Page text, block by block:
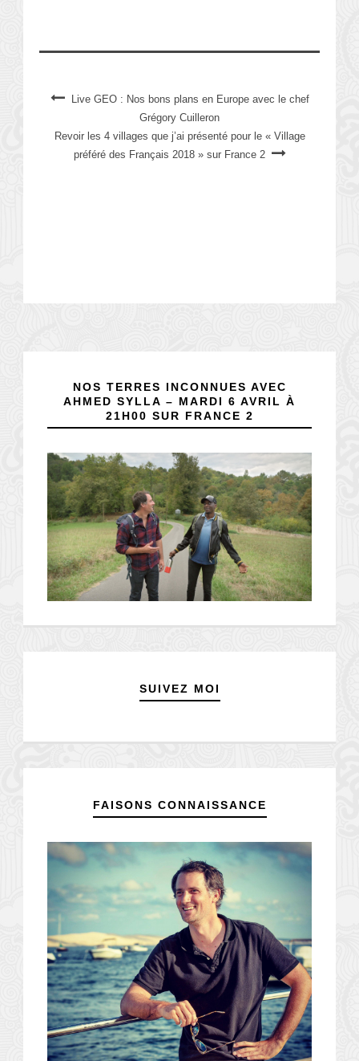
Live GEO : Nos bons plans en Europe avec le chef
Grégory Cuilleron
Revoir les 4 villages que j’ai présenté pour le « Village
préféré des Français 2018 » sur France 2
NOS TERRES INCONNUES AVEC
AHMED SYLLA – MARDI 6 AVRIL À
21H00 SUR FRANCE 2
SUIVEZ MOI
FAISONS CONNAISSANCE